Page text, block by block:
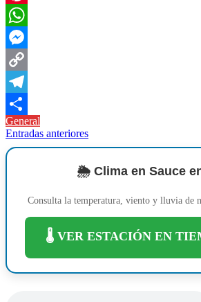
Pinterest
WhatsApp
Messenger
Copy
Link
Telegram
Compartir
General
Navegación
de
Entradas anteriores
🌦️ Clima en Sauce
Consulta la temperatura, viento y lluvia de
🌡️ VER ESTACIÓN EN